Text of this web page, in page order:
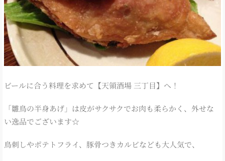
ビールに合う料理を求めて【天領酒場 三丁目】へ！
「雛鳥の半身あげ」は皮がサクサクでお肉も柔らかく、外せな
い逸品でございます☆
鳥刺しやポテトフライ、豚骨つきカルビなども大人気で、